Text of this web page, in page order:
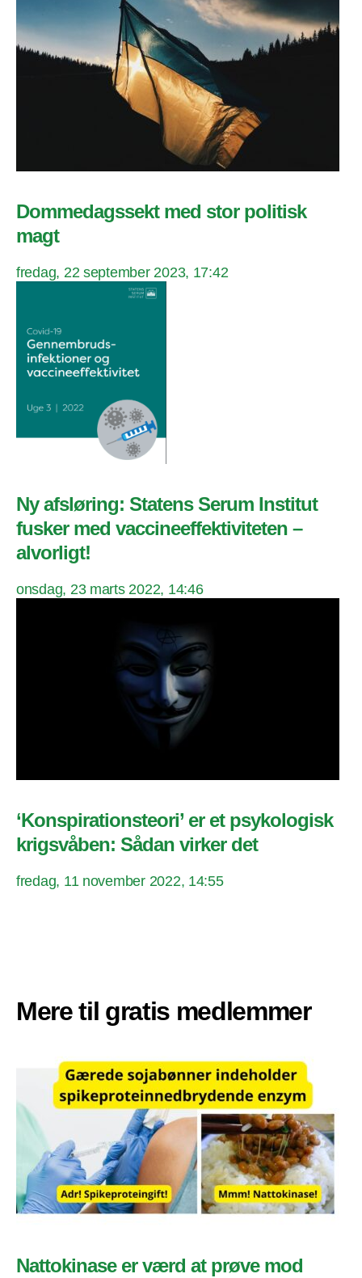
Dommedagssekt med stor politisk
magt
fredag, 22 september 2023, 17:42
Ny afsløring: Statens Serum Institut
fusker med vaccineeffektiviteten –
alvorligt!
onsdag, 23 marts 2022, 14:46
‘Konspirationsteori’ er et psykologisk
krigsvåben: Sådan virker det
fredag, 11 november 2022, 14:55
Mere til gratis medlemmer
Nattokinase er værd at prøve mod